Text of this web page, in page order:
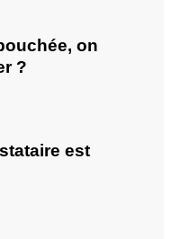
on
?
est